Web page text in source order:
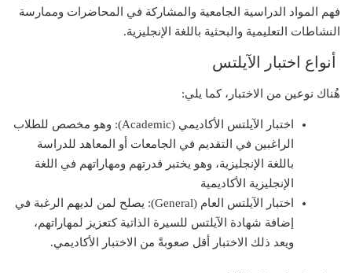
فهم المواد الدراسية الجامعية والمشاركة في المحاضرات وممارسة
النشاطات التعليمية والبحثية باللغة الإنجليزية.
أنواع اختبار الآيلتس
هُناك نوعين من الاختبار، كما يلي:
اختبار الآيلتس الأكاديمي (Academic): وهو مخصص للطلاب
الراغبين في التقديم في الجامعات أو المعاهد للدراسة
باللغة الإنجليزية، وهو يختبر قدرتهم ومهاراتهم في اللغة
الإنجليزية الأكاديمية
اختبار الآيلتس العام (General): يصلح لمن لديهم الرغبة في
إضافة شهادة الآيلتس للسيرة الذاتية كتعزيز لمهاراتهم،
ويعد ذلك الاختبار أقل صعوبةً من الاختبار الأكاديمي.